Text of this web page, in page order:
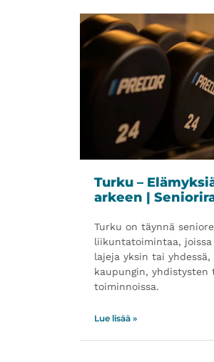
Turku –
arkeen |
Turku on täynnä
liikuntatoimintaa,
lajeja yksin tai
kaupungin, yhdistysten
toiminnoissa.
Lue lisää »